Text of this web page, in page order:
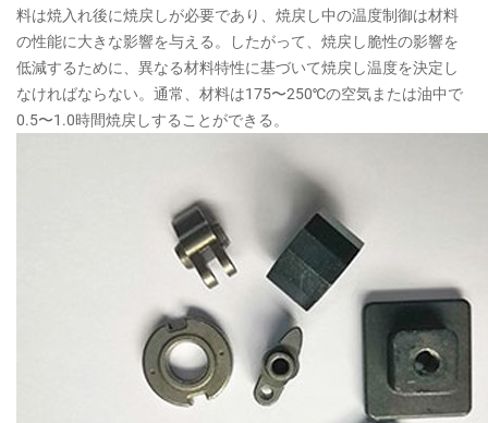
料は焼入れ後に焼戻しが必要であり、焼戻し中の温度制御は材料
の性能に大きな影響を与える。したがって、焼戻し脆性の影響を
低減するために、異なる材料特性に基づいて焼戻し温度を決定し
なければならない。通常、材料は175〜250℃の空気または油中で
0.5〜1.0時間焼戻しすることができる。